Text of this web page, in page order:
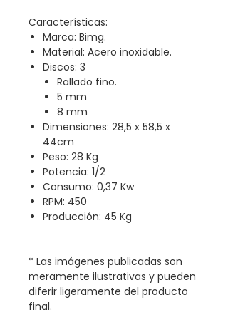
Características:
Marca: Bimg.
Material: Acero inoxidable.
Discos: 3
Rallado fino.
5 mm
8 mm
Dimensiones: 28,5 x 58,5 x
44cm
Peso: 28 Kg
Potencia: 1/2
Consumo: 0,37 Kw
RPM: 450
Producción: 45 Kg
* Las imágenes publicadas son
meramente ilustrativas y pueden
diferir ligeramente del producto
final.